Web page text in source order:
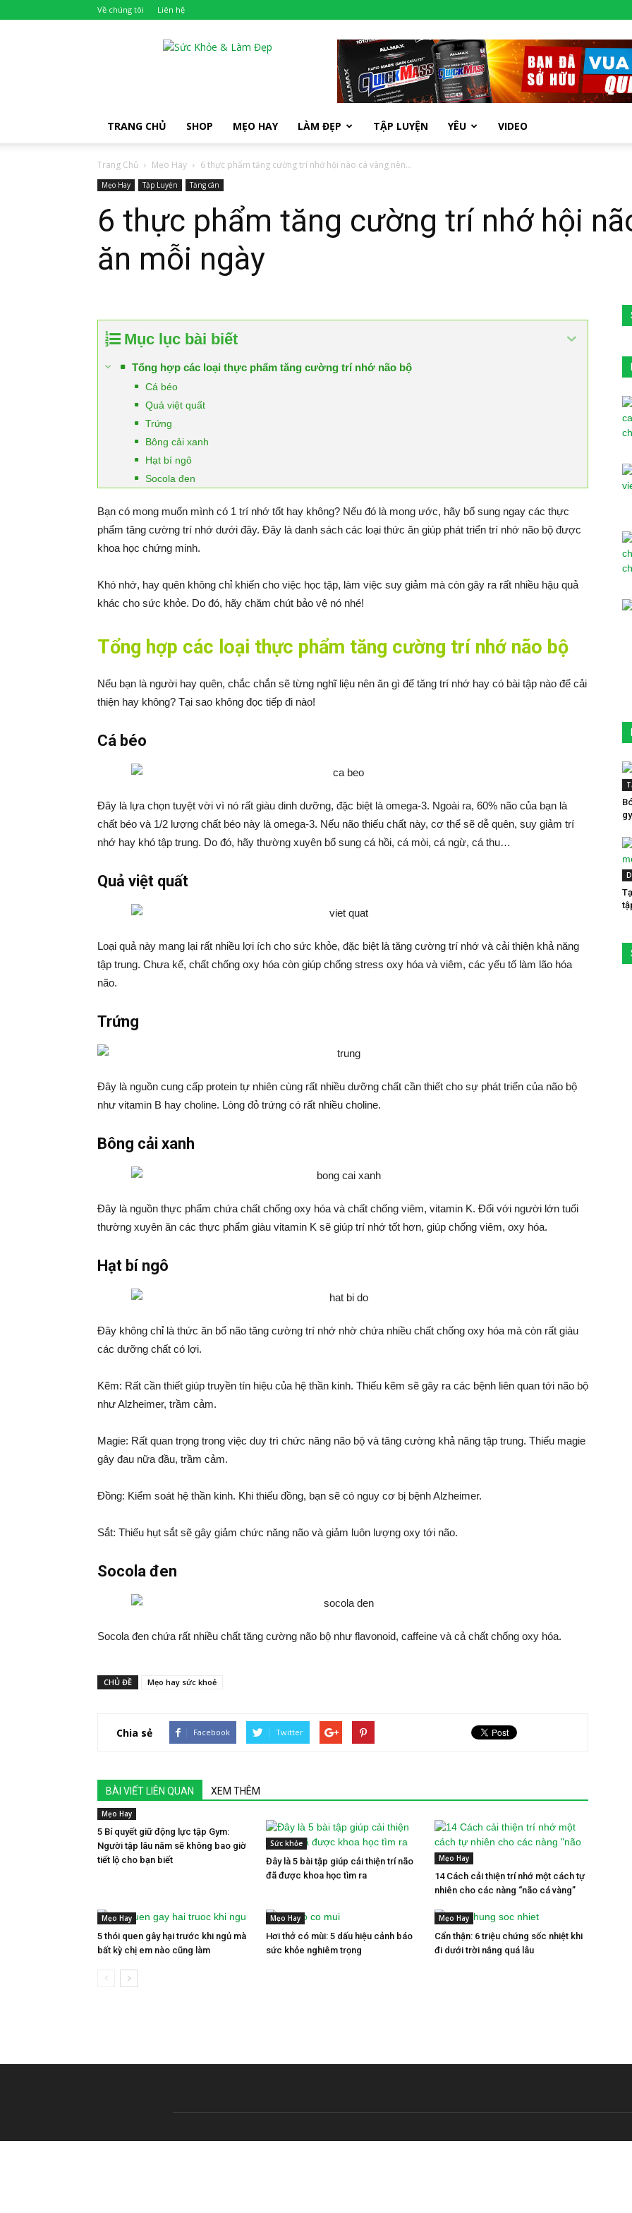
Về chúng tôi Liên hệ
TRANG CHỦ SHOP MẸO HAY LÀM ĐẸP TẬP LUYỆN YÊU VIDEO
Trang Chủ Mẹo Hay 6 thực phẩm tăng cường trí nhớ hội não cá vàng nên...
Mẹo Hay Tập Luyện Tăng cân
6 thực phẩm tăng cường trí nhớ hội
ăn mỗi ngày
Mục lục bài biết
Tổng hợp các loại thực phẩm tăng cường trí nhớ não bộ
Cá béo
Quả việt quất
Trứng
Bông cải xanh
Hạt bí ngô
Socola đen
Bạn có mong muốn mình có 1 trí nhớ tốt hay không? Nếu đó là mong ước, hãy bổ sung ngay các thực
phẩm tăng cường trí nhớ dưới đây. Đây là danh sách các loại thức ăn giúp phát triển trí nhớ não bộ được
khoa học chứng minh.
Khó nhớ, hay quên không chỉ khiến cho việc học tập, làm việc suy giảm mà còn gây ra rất nhiều hậu quả
khác cho sức khỏe. Do đó, hãy chăm chút bảo vệ nó nhé!
Tổng hợp các loại thực phẩm tăng cường trí nhớ não bộ
Nếu bạn là người hay quên, chắc chắn sẽ từng nghĩ liệu nên ăn gì để tăng trí nhớ hay có bài tập nào để cải
thiện hay không? Tại sao không đọc tiếp đi nào!
Cá béo
Đây là lựa chọn tuyệt vời vì nó rất giàu dinh dưỡng, đặc biệt là omega-3. Ngoài ra, 60% não của bạn là
chất béo và 1/2 lượng chất béo này là omega-3. Nếu não thiếu chất này, cơ thể sẽ dễ quên, suy giảm trí
nhớ hay khó tập trung. Do đó, hãy thường xuyên bổ sung cá hồi, cá mòi, cá ngừ, cá thu…
Quả việt quất
Loại quả này mang lại rất nhiều lợi ích cho sức khỏe, đặc biệt là tăng cường trí nhớ và cải thiện khả năng
tập trung. Chưa kể, chất chống oxy hóa còn giúp chống stress oxy hóa và viêm, các yếu tố làm lão hóa
não.
Trứng
Đây là nguồn cung cấp protein tự nhiên cùng rất nhiều dưỡng chất cần thiết cho sự phát triển của não bộ
như vitamin B hay choline. Lòng đỏ trứng có rất nhiều choline.
Bông cải xanh
Đây là nguồn thực phẩm chứa chất chống oxy hóa và chất chống viêm, vitamin K. Đối với người lớn tuổi
thường xuyên ăn các thực phẩm giàu vitamin K sẽ giúp trí nhớ tốt hơn, giúp chống viêm, oxy hóa.
Hạt bí ngô
Đây không chỉ là thức ăn bổ não tăng cường trí nhớ nhờ chứa nhiều chất chống oxy hóa mà còn rất giàu
các dưỡng chất có lợi.
Kẽm: Rất cần thiết giúp truyền tín hiệu của hệ thần kinh. Thiếu kẽm sẽ gây ra các bệnh liên quan tới não bộ
như Alzheimer, trầm cảm.
Magie: Rất quan trọng trong việc duy trì chức năng não bộ và tăng cường khả năng tập trung. Thiếu magie
gây đau nữa đầu, trầm cảm.
Đồng: Kiểm soát hệ thần kinh. Khi thiếu đồng, bạn sẽ có nguy cơ bị bệnh Alzheimer.
Sắt: Thiếu hụt sắt sẽ gây giảm chức năng não và giảm luôn lượng oxy tới não.
Socola đen
Socola đen chứa rất nhiều chất tăng cường não bộ như flavonoid, caffeine và cả chất chống oxy hóa.
CHỦ ĐỀ Mẹo hay sức khoẻ
Chia sẻ Facebook Twitter
BÀI VIẾT LIÊN QUAN XEM THÊM
Mẹo Hay
5 Bí quyết giữ động lực tập Gym:
Người tập lâu năm sẽ không bao giờ
tiết lộ cho bạn biết
Sức khỏe
Đây là 5 bài tập giúp cải thiện trí não
đã được khoa học tìm ra
Mẹo Hay
14 Cách cải thiện trí nhớ một cách tự
nhiên cho các nàng “não cá vàng”
Mẹo Hay
5 thói quen gây hại trước khi ngủ mà
bất kỳ chị em nào cũng làm
Mẹo Hay
Hơi thở có mùi: 5 dấu hiệu cảnh báo
sức khỏe nghiêm trọng
Mẹo Hay
Cẩn thận: 6 triệu chứng sốc nhiệt khi
đi dưới trời nắng quá lâu